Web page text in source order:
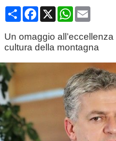
CondividiFacebook
X WhatsApp
Email
Un omaggio
cultura della montagna